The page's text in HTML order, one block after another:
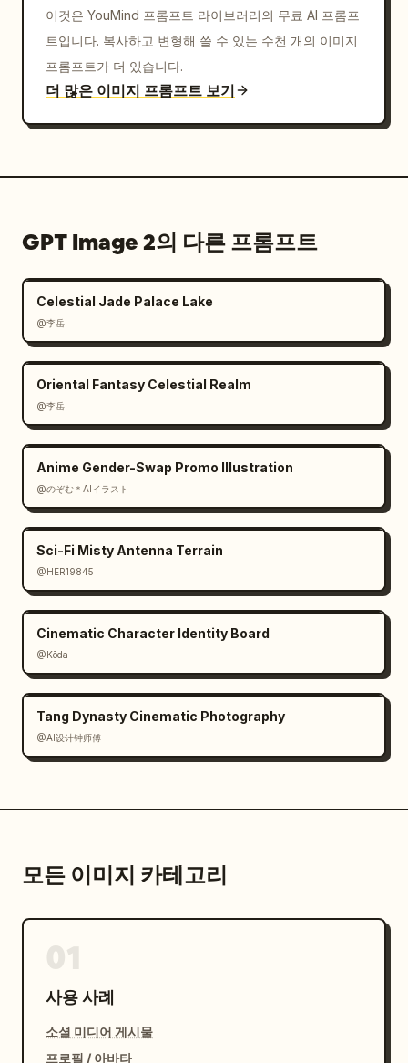
이것은 YouMind 프롬프트 라이브러리의 무료 AI 프롬프
트입니다. 복사하고 변형해 쓸 수 있는 수천 개의 이미지
프롬프트가 더 있습니다.
더 많은 이미지 프롬프트 보기
GPT Image 2의 다른 프롬프트
Celestial Jade Palace Lake
@李岳
Oriental Fantasy Celestial Realm
@李岳
Anime Gender-Swap Promo Illustration
@のぞむ＊AIイラスト
Sci-Fi Misty Antenna Terrain
@HER19845
Cinematic Character Identity Board
@Kōda
Tang Dynasty Cinematic Photography
@AI设计钟师傅
모든 이미지 카테고리
사용 사례
소셜 미디어 게시물
프로필 / 아바타